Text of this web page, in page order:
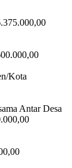
"Prana
Jalan
TAHUN
Kota
Antar Desa